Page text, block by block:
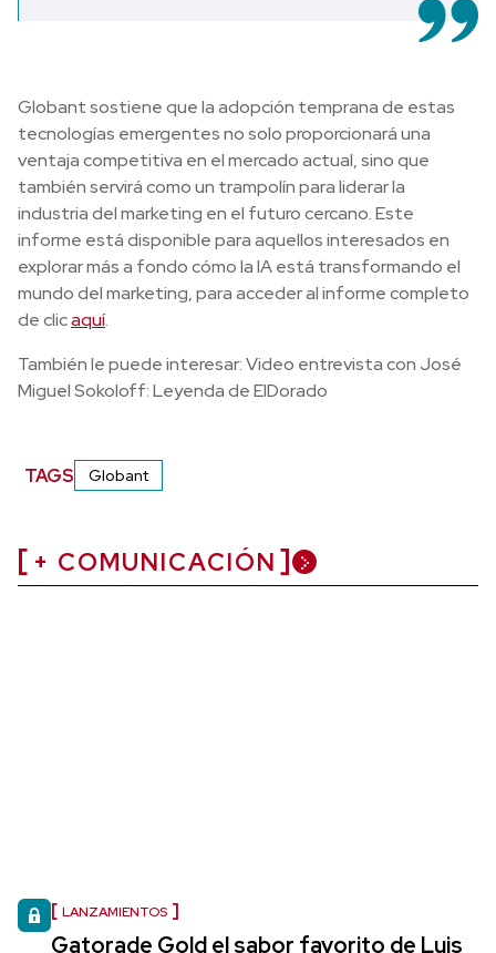
Globant sostiene que la adopción temprana de estas
tecnologías emergentes no solo proporcionará una
ventaja competitiva en el mercado actual, sino que
también servirá como un trampolín para liderar la
industria del marketing en el futuro cercano. Este
informe está disponible para aquellos interesados en
explorar más a fondo cómo la IA está transformando el
mundo del marketing, para acceder al informe completo
de clicaquí.
También le puede interesar: Video entrevista con José
Miguel Sokoloff: Leyenda de ElDorado
TAGS Globant
+ COMUNICACIÓN
LANZAMIENTOS
Gatorade Gold el sabor favorito de Luis